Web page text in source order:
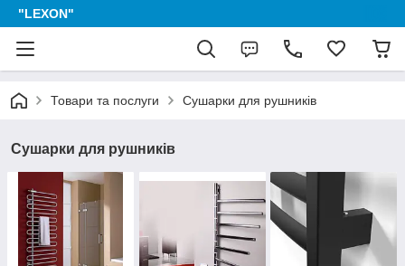
"LEXON"
Товари та послуги Сушарки для рушників
Сушарки для рушників